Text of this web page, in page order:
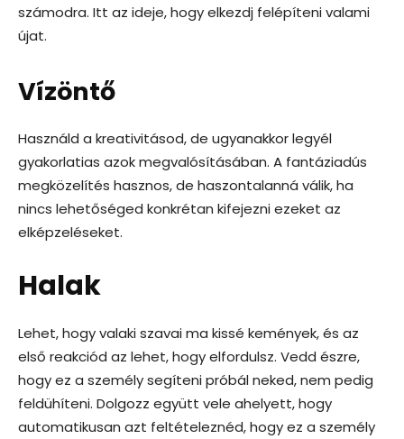
számodra. Itt az ideje, hogy elkezdj felépíteni valami
újat.
Vízöntő
Használd a kreativitásod, de ugyanakkor legyél
gyakorlatias azok megvalósításában. A fantáziadús
megközelítés hasznos, de haszontalanná válik, ha
nincs lehetőséged konkrétan kifejezni ezeket az
elképzeléseket.
Halak
Lehet, hogy valaki szavai ma kissé kemények, és az
első reakciód az lehet, hogy elfordulsz. Vedd észre,
hogy ez a személy segíteni próbál neked, nem pedig
feldühíteni. Dolgozz együtt vele ahelyett, hogy
automatikusan azt feltételeznéd, hogy ez a személy